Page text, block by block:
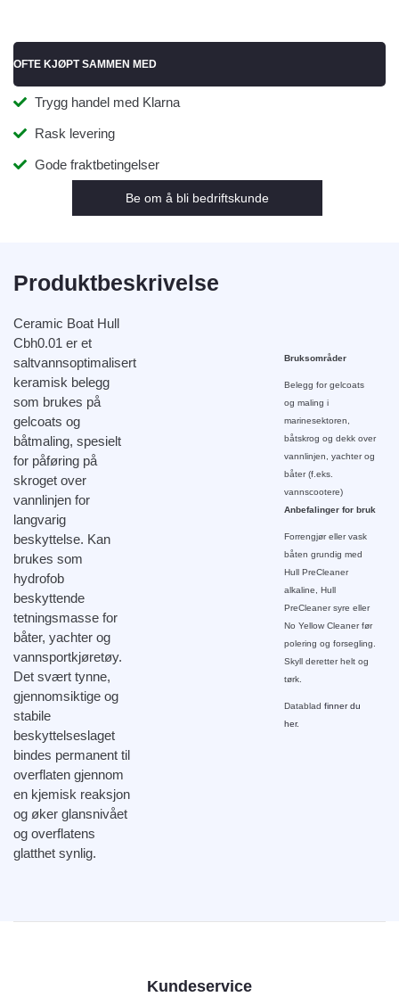
OFTE KJØPT SAMMEN MED
Trygg handel med Klarna
Rask levering
Gode fraktbetingelser
Be om å bli bedriftskunde
Produktbeskrivelse
Ceramic Boat Hull
Cbh0.01 er et
saltvannsoptimalisert
keramisk belegg
som brukes på
gelcoats og
båtmaling, spesielt
for påføring på
skroget over
vannlinjen for
langvarig
beskyttelse. Kan
brukes som
hydrofob
beskyttende
tetningsmasse for
båter, yachter og
vannsportkjøretøy.
Det svært tynne,
gjennomsiktige og
stabile
beskyttelseslaget
bindes permanent til
overflaten gjennom
en kjemisk reaksjon
og øker glansnivået
og overflatens
glatthet synlig.
Bruksområder
Belegg for gelcoats
og maling i
marinesektoren,
båtskrog og dekk over
vannlinjen, yachter og
båter (f.eks.
vannscootere)
Anbefalinger for bruk
Forrengjør eller vask
båten grundig med
Hull PreCleaner
alkaline, Hull
PreCleaner syre eller
No Yellow Cleaner før
polering og forsegling.
Skyll deretter helt og
tørk.
Databladfinner du
her.
Kundeservice